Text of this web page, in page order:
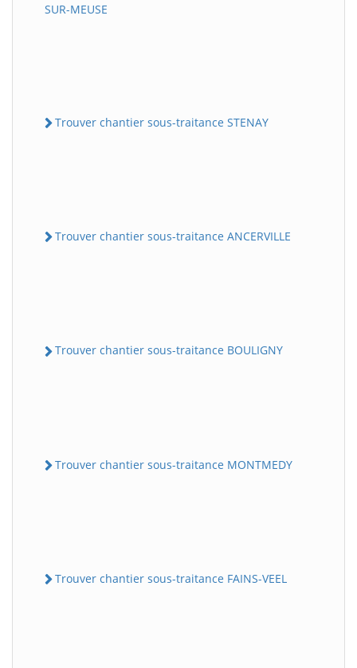
SUR-MEUSE
Trouver chantier sous-traitance STENAY
Trouver chantier sous-traitance ANCERVILLE
Trouver chantier sous-traitance BOULIGNY
Trouver chantier sous-traitance MONTMEDY
Trouver chantier sous-traitance FAINS-VEEL